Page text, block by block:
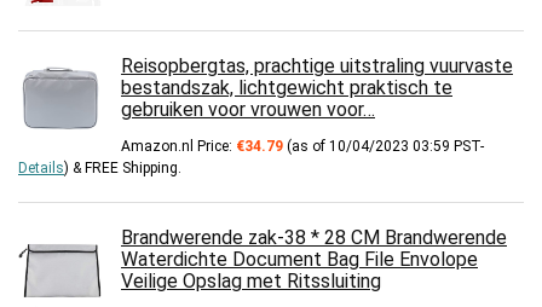
Reisopbergtas, prachtige uitstraling vuurvaste
bestandszak, lichtgewicht praktisch te
gebruiken voor vrouwen voor…
Amazon.nl Price: €34.79 (as of 10/04/2023 03:59 PST-
Details) & FREE Shipping
Brandwerende zak-38 * 28 CM Brandwerende
Waterdichte Document Bag File Envolope
Veilige Opslag met Ritssluiting